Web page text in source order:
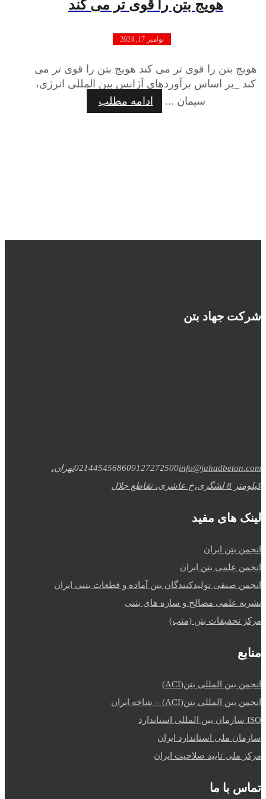
هویج بتن را قوی تر می کند
نوامبر 17, 2024
هویج بتن را قوی تر می کند هویج بتن را قوی تر می
کند _بر اساس برآوردهای آژانس بین المللی انرژی،
سیمان ...
ادامه مطلب
شرکت جهاد بتن
0214454568609127272500info@jahadbeton.com
تهران،
کیلومتر 8 لشگری،خ عاشری، تقاطع جلال
لینک های مفید
انجمن بتن ایران
انجمن علمی بتن ایران
انجمن صنفی تولیدکنندگان بتن آماده و قطعات بتنی ایران
نشریه علمی مصالح و سازه های بتنی
مرکز تحقیقات بتن (متب)
منابع
انجمن بین المللی بتن(ACI)
انجمن بین المللی بتن(ACI) – شاخه ایران
ISO سازمان بین المللی استاندارد
سازمان ملی استاندارد ایران
مرکز ملی تایید صلاحیت ایران
تماس با ما